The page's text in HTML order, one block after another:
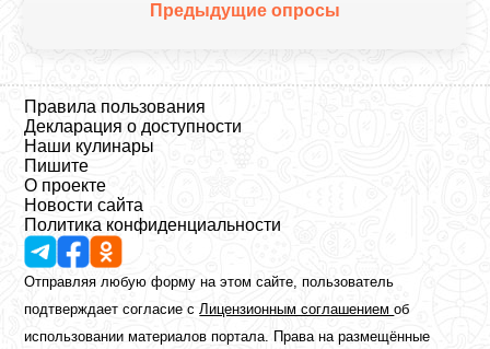
Предыдущие опросы
Правила пользования
Декларация о доступности
Наши кулинары
Пишите
О проекте
Новости сайта
Политика конфиденциальности
Отправляя любую форму на этом сайте, пользователь
подтверждает согласие сЛицензионным соглашениемоб
использовании материалов портала. Права на размещённые